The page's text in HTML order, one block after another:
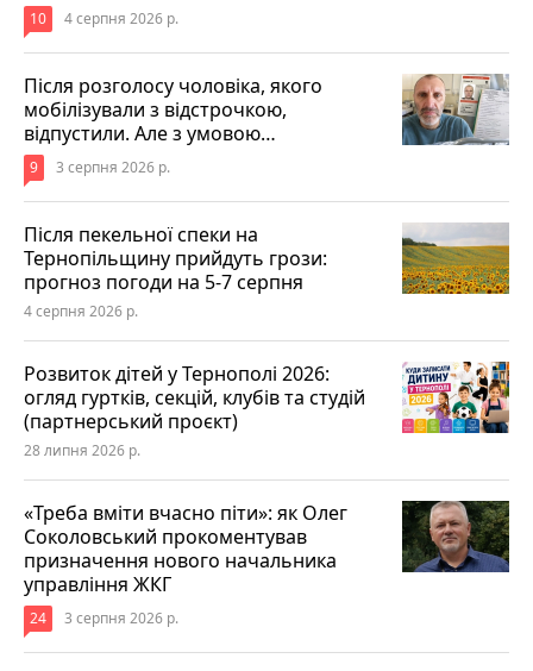
10 4 серпня 2026 р.
Після розголосу чоловіка, якого
мобілізували з відстрочкою,
відпустили. Але з умовою…
9 3 серпня 2026 р.
Після пекельної спеки на
Тернопільщину прийдуть грози:
прогноз погоди на 5-7 серпня
4 серпня 2026 р.
Розвиток дітей у Тернополі 2026:
огляд гуртків, секцій, клубів та студій
(партнерський проєкт)
28 липня 2026 р.
«Треба вміти вчасно піти»: як Олег
Соколовський прокоментував
призначення нового начальника
управління ЖКГ
24 3 серпня 2026 р.